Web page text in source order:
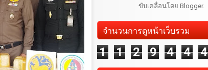
ขับเคลื่อนโดย Blogger.
จำนวนการดูหน้าเว็บรวม
1 1 2 9 4 4 4